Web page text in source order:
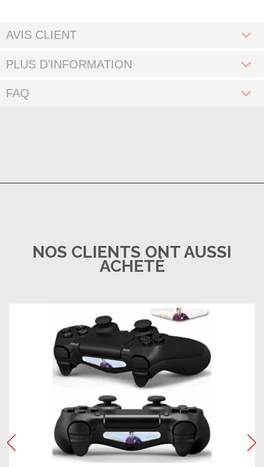
AVIS CLIENT
PLUS D’INFORMATION
FAQ
NOS CLIENTS ONT AUSSI
ACHETÉ